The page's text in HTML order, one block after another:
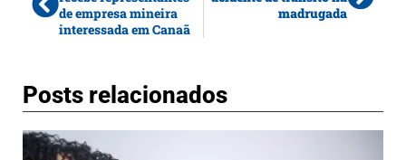
de empresa mineira
interessada em Canaã
madrugada
Posts relacionados